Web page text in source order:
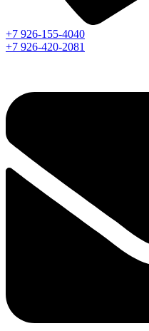
+7 926-155-4040
+7 926-420-2081